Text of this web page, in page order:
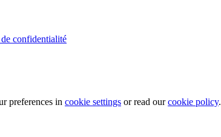
confidentialité
preferences in cookie settings or read ourcookie policy.